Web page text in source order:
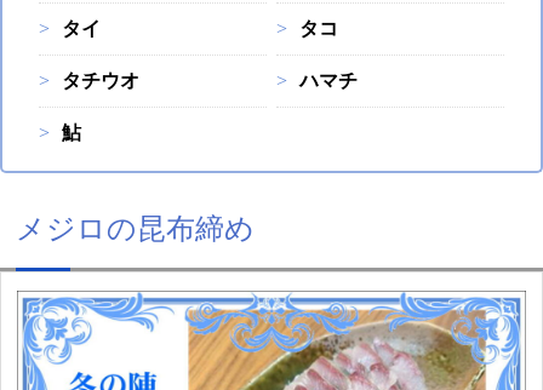
タイ タコ
タチウオ ハマチ
鮎
メジロの昆布締め